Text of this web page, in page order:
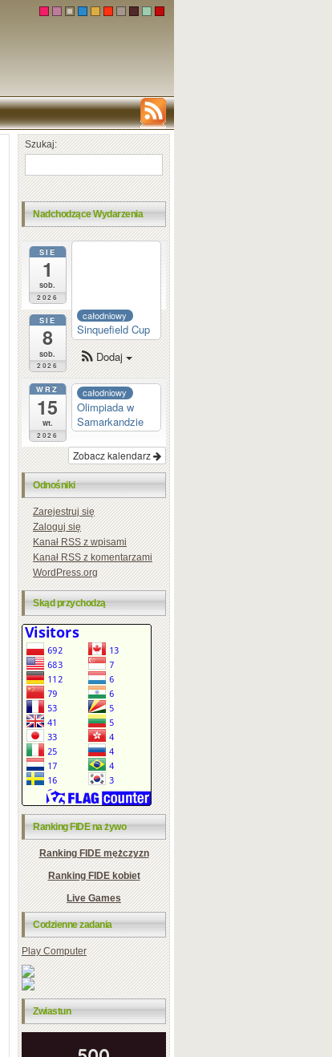
Szukaj:
Nadchodzące Wydarzenia
SIE
1
sob.
2026
SIE
8
sob.
2026
całodniowy
Sinquefield Cup
WRZ
15
wt.
2026
całodniowy
Olimpiada w
Samarkandzie
Zobacz kalendarz
Dodaj
Odnośniki
Zarejestruj się
Zaloguj się
KanałRSSz wpisami
KanałRSSz komentarzami
WordPress.org
Skąd przychodzą
Ranking FIDE na żywo
Ranking FIDE mężczyzn
Ranking FIDE kobiet
Live Games
Codzienne zadania
Play Computer
Zwiastun